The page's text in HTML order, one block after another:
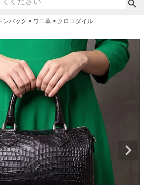
ンバッグ ワニ革 クロコダイル